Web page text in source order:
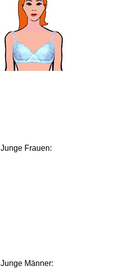
Junge Frauen:
Junge Männer: